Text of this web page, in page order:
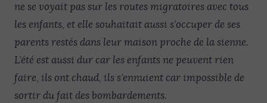
ne se voyait pas sur les routes migratoires avec tous
les enfants, et elle souhaitait aussi s’occuper de ses
parents restés dans leur maison proche de la sienne.
L’été est aussi dur car les enfants ne peuvent rien
faire, ils ont chaud, ils s’ennuient car impossible de
sortir du fait des bombardements.